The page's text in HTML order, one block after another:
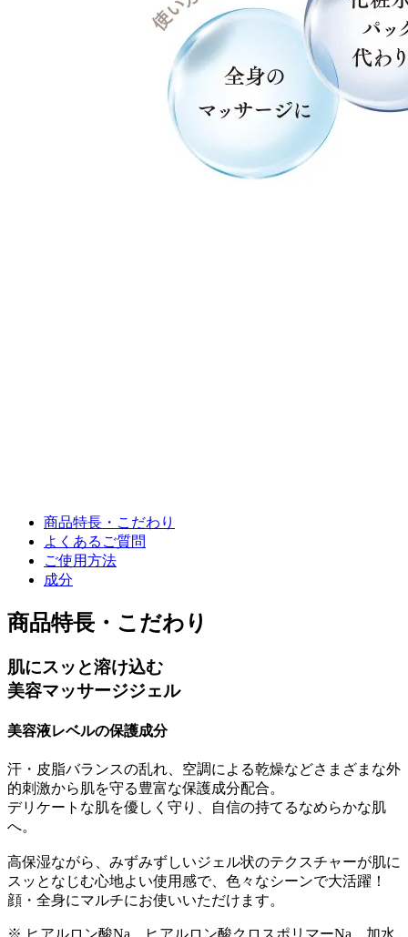
商品特長・こだわり
よくあるご質問
ご使用方法
成分
商品特長・こだわり
肌にスッと溶け込む
美容マッサージジェル
美容液レベルの保護成分
汗・皮脂バランスの乱れ、空調による乾燥などさまざまな外
的刺激から肌を守る豊富な保護成分配合。
デリケートな肌を優しく守り、自信の持てるなめらかな肌
へ。
高保湿ながら、みずみずしいジェル状のテクスチャーが肌に
スッとなじむ心地よい使用感で、色々なシーンで大活躍！
顔・全身にマルチにお使いいただけます。